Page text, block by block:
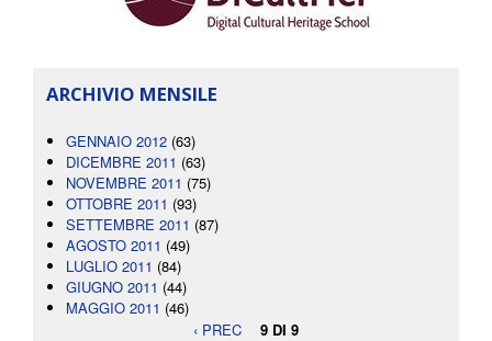
ARCHIVIO MENSILE
GENNAIO 2012 (63)
DICEMBRE 2011 (63)
NOVEMBRE 2011 (75)
OTTOBRE 2011 (93)
SETTEMBRE 2011 (87)
AGOSTO 2011 (49)
LUGLIO 2011 (84)
GIUGNO 2011 (44)
MAGGIO 2011 (46)
‹ PREC
9 DI 9